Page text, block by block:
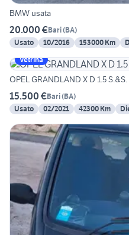
BMW usata
20.000 €Bari(BA)
Usato
10/2016 153000 Km
Vetrina
OPEL GRANDLAND X D 1.5
15.500 €Bari(BA)
Usato
02/2021 42300 Km